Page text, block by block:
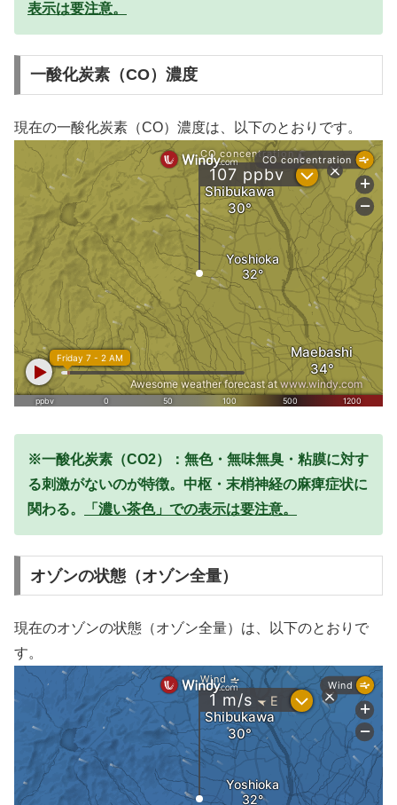
表示は要注意。
一酸化炭素（CO）濃度
現在の一酸化炭素（CO）濃度は、以下のとおりです。
※一酸化炭素（CO2）：無色・無味無臭・粘膜に対す
る刺激がないのが特徴。中枢・末梢神経の麻痺症状に
関わる。
「濃い茶色」での表示は要注意。
オゾンの状態（オゾン全量）
現在のオゾンの状態（オゾン全量）は、以下のとおりで
す。